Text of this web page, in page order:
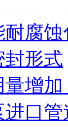
腐
形式
增
口